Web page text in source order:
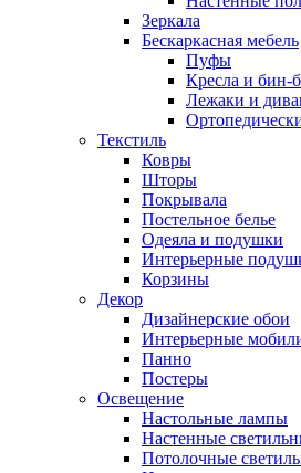
Зеркала
Бескаркасная мебель
Пуфы
Кресла и бин-
Лежаки и
Текстиль
Ковры
Шторы
Покрывала
Постельное белье
Одеяла и подушки
Интерьерные
Корзины
Декор
Дизайнерские обои
Интерьерные
Панно
Постеры
Освещение
Настольные лампы
Настенные
Потолочные